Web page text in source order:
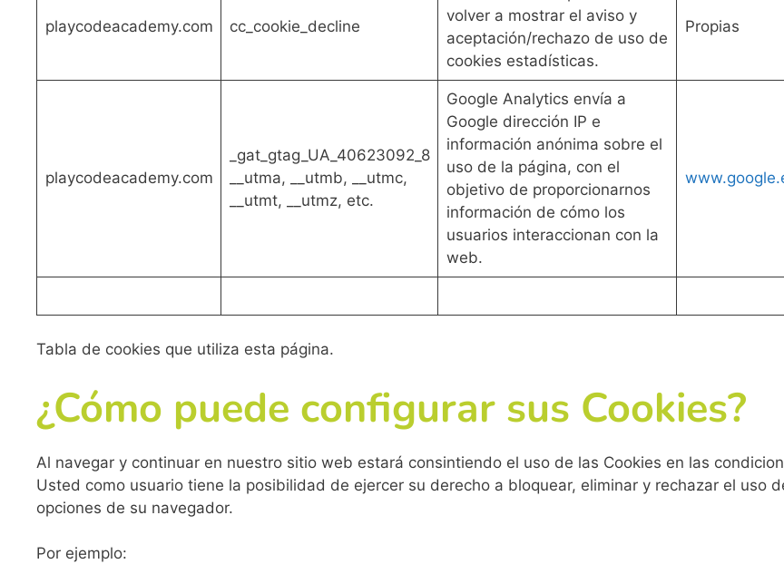
playcodeacademy.com cc_cookie_decline
volver a mostrar el aviso y
aceptación/rechazo de uso de
cookies estadísticas.
Propias
playcodeacademy.com
_gat_gtag_UA_40623092_8
__utma, __utmb, __utmc,
__utmt, __utmz, etc.
Google Analytics envía a
Google dirección IP e
información anónima sobre el
uso de la página, con el
objetivo de proporcionarnos
información de cómo los
usuarios interaccionan con la
web.
Tabla de cookies que utiliza esta página.
¿Cómo puede configurar sus Cookies?
Al navegar y continuar en nuestro sitio web estará consintiendo el uso de las Cookies en las
Usted como usuario tiene la posibilidad de ejercer su derecho a bloquear, eliminar y rechazar el uso
opciones de su navegador.
Por ejemplo: